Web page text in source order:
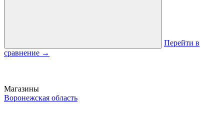
Перейти в
сравнение →
Магазины
Воронежская область